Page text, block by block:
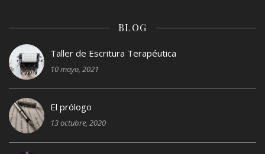
BLOG
Taller de Escritura Terapéutica
10 mayo, 2021
El prólogo
13 octubre, 2020